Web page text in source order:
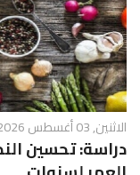
الاثنين, 03 أغسطس 2026 - 08:27 ص
دراسة: تحسين